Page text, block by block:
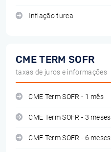
Inflação turca
CME TERM SOFR
taxas de juros e informações
CME Term SOFR - 1 mês
CME Term SOFR - 3 meses
CME Term SOFR - 6 meses